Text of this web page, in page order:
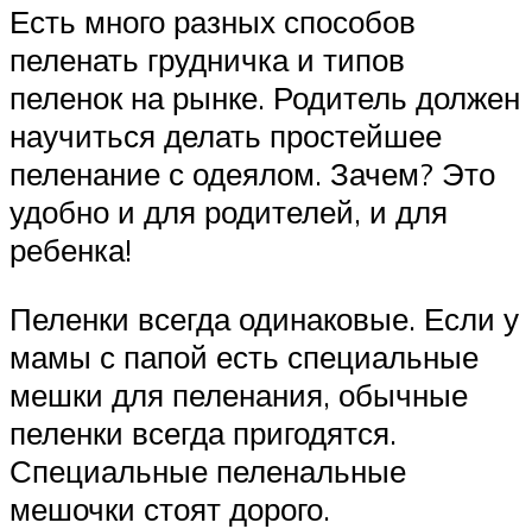
Есть много разных способов
пеленать грудничка и типов
пеленок на рынке. Родитель должен
научиться делать простейшее
пеленание с одеялом. Зачем? Это
удобно и для родителей, и для
ребенка!
Пеленки всегда одинаковые. Если у
мамы с папой есть специальные
мешки для пеленания, обычные
пеленки всегда пригодятся.
Специальные пеленальные
мешочки стоят дорого.